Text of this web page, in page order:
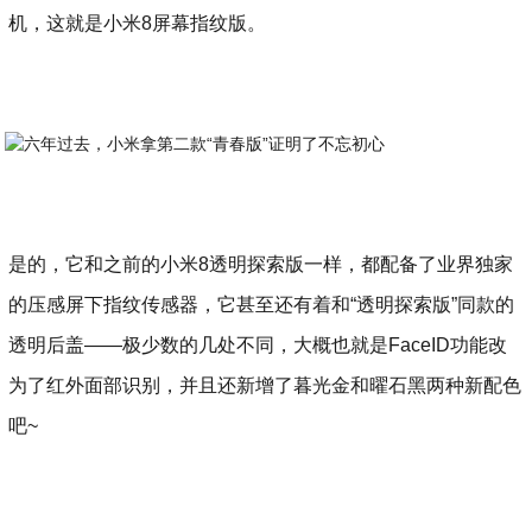
机，这就是小米8屏幕指纹版。
是的，它和之前的小米8透明探索版一样，都配备了业界独家
的压感屏下指纹传感器，它甚至还有着和“透明探索版”同款的
透明后盖——极少数的几处不同，大概也就是FaceID功能改
为了红外面部识别，并且还新增了暮光金和曜石黑两种新配色
吧~